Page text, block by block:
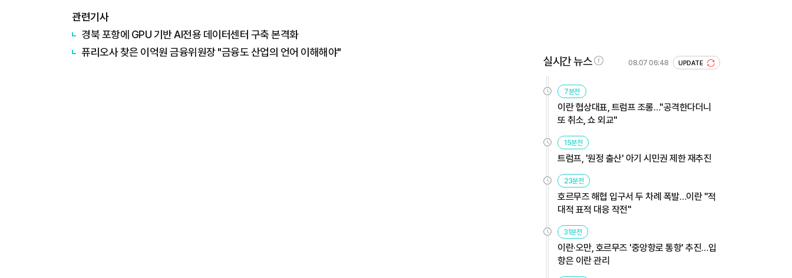
관련기사
경북 포항에 GPU 기반 AI전용 데이터센터 구축 본격화
퓨리오사 찾은 이억원 금융위원장 "금융도 산업의 언어 이해해야"
실시간 뉴스 08.07 06:48 UPDATE
7분전
이란 협상대표, 트럼프 조롱…"공격한다더니
또 취소, 쇼 외교"
15분전
트럼프, '원정 출산' 아기 시민권 제한 재추진
23분전
호르무즈 해협 입구서 두 차례 폭발…이란 "적
대적 표적 대응 작전"
31분전
이란·오만, 호르무즈 '중앙항로 통항' 추진…입
항은 이란 관리